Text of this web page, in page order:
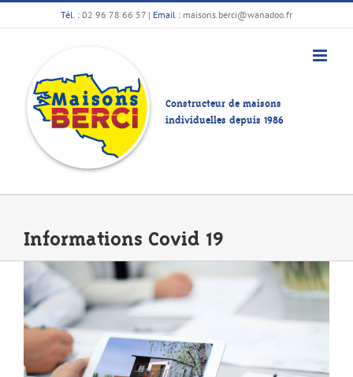
Passer
Tél. : 02 96 78 66 57 | Email : maisons.berci@wanadoo.fr
Constructeur de maisons
individuelles depuis 1986
Informations Covid 19
l'image
agrandie